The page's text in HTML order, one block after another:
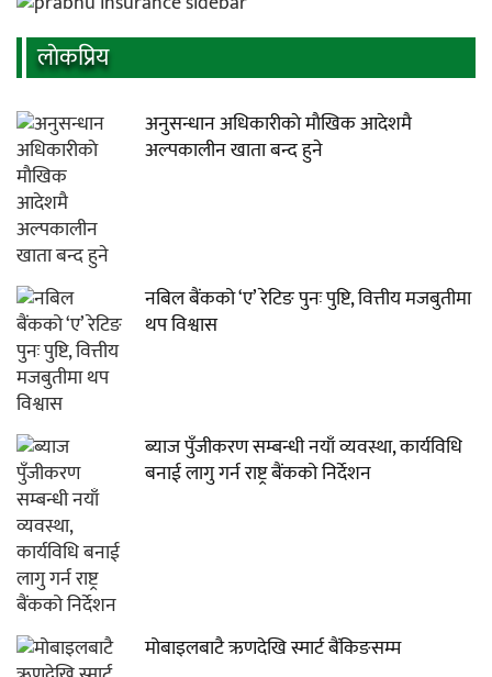
लाेकप्रिय
अनुसन्धान अधिकारीकाे माैखिक आदेशमै
अल्पकालीन खाता बन्द हुने
नबिल बैंकको ‘ए’ रेटिङ पुनः पुष्टि, वित्तीय मजबुतीमा
थप विश्वास
ब्याज पुँजीकरण सम्बन्धी नयाँ व्यवस्था, कार्यविधि
बनाई लागु गर्न राष्ट्र बैंकको निर्देशन
मोबाइलबाटै ऋणदेखि स्मार्ट बैंकिङसम्म